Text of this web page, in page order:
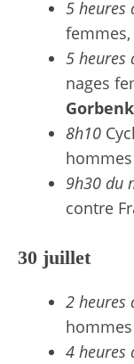
5 heures
5 heures
nages
8h10
9h30 du
contre
30 juillet
2 heures
4 heures